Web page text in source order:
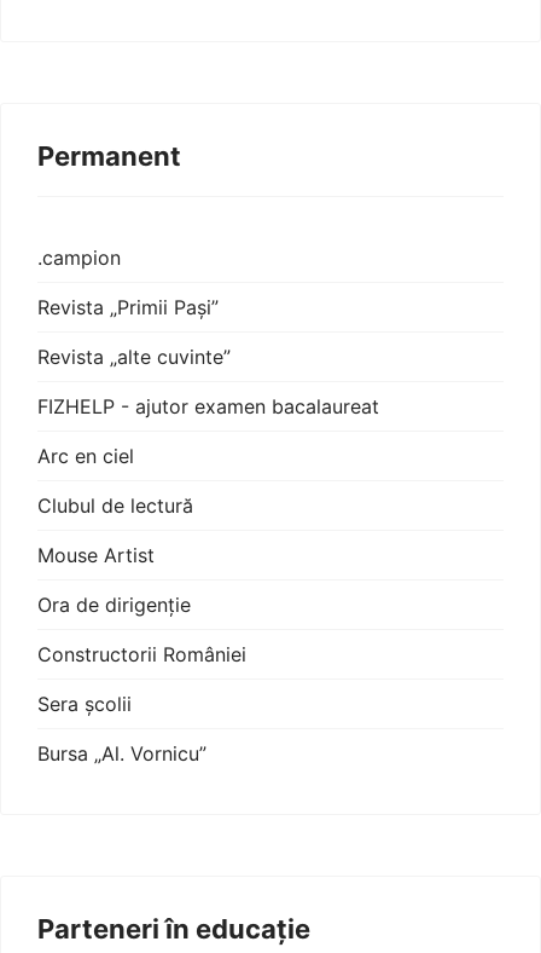
Permanent
.campion
Revista „Primii Pași”
Revista „alte cuvinte”
FIZHELP - ajutor examen bacalaureat
Arc en ciel
Clubul de lectură
Mouse Artist
Ora de dirigenție
Constructorii României
Sera școlii
Bursa „Al. Vornicu”
Parteneri în educație